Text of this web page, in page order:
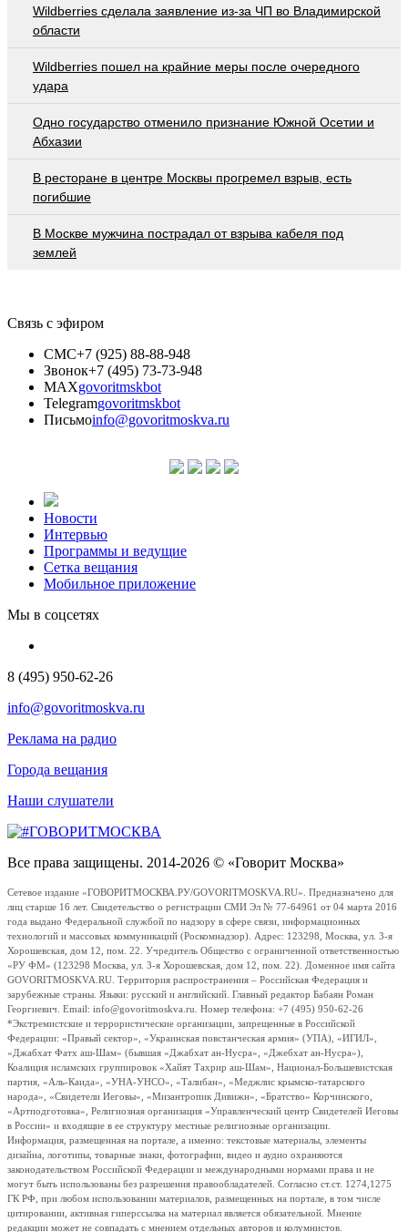
Wildberries cделала заявление из-за ЧП во Владимирской
области
Wildberries пошел на крайние меры после очередного
удара
Одно государство отменило признание Южной Осетии и
Абхазии
В ресторане в центре Москвы прогремел взрыв, есть
погибшие
В Москве мужчина пострадал от взрыва кабеля под
землей
Связь с эфиром
СМС+7 (925) 88-88-948
Звонок+7 (495) 73-73-948
MAXgovoritmskbot
Telegramgovoritmskbot
Письмоinfo@govoritmoskva.ru
Новости
Интервью
Программы и ведущие
Сетка вещания
Мобильное приложение
Мы в соцсетях
8 (495) 950-62-26
info@govoritmoskva.ru
Реклама на радио
Города вещания
Наши слушатели
Все права защищены. 2014-2026 © «Говорит Москва»
Сетевое издание «ГОВОРИТМОСКВА.РУ/GOVORITMOSKVA.RU». Предназначено для
лиц старше 16 лет. Свидетельство о регистрации СМИ Эл № 77-64961 от 04 марта 2016
года выдано Федеральной службой по надзору в сфере связи, информационных
технологий и массовых коммуникаций (Роскомнадзор). Адрес: 123298, Москва, ул. 3-я
Хорошевская, дом 12, пом. 22. Учредитель Общество с ограниченной ответственностью
«РУ ФМ» (123298 Москва, ул. 3-я Хорошевская, дом 12, пом. 22). Доменное имя сайта
GOVORITMOSKVA.RU. Территория распространения – Российская Федерация и
зарубежные страны. Языки: русский и английский. Главный редактор Бабаян Роман
Георгиевич. Email: info@govoritmoskva.ru. Номер телефона: +7 (495) 950-62-26
*Экстремистские и террористические организации, запрещенные в Российской
Федерации: «Правый сектор», «Украинская повстанческая армия» (УПА), «ИГИЛ»,
«Джабхат Фатх аш-Шам» (бывшая «Джабхат ан-Нусра», «Джебхат ан-Нусра»),
Коалиция исламских группировок «Хайят Тахрир аш-Шам», Национал-Большевистская
партия, «Аль-Каида», «УНА-УНСО», «Талибан», «Меджлис крымско-татарского
народа», «Свидетели Иеговы», «Мизантропик Дивижн», «Братство» Корчинского,
«Артподготовка», Религиозная организация «Управленческий центр Свидетелей Иеговы
в России» и входящие в ее структуру местные религиозные организации.
Информация, размещенная на портале, а именно: текстовые материалы, элементы
дизайна, логотипы, товарные знаки, фотографии, видео и аудио охраняются
законодательством Российской Федерации и международными нормами права и не
могут быть использованы без разрешения правообладателей. Согласно ст.ст. 1274,1275
ГК РФ, при любом использовании материалов, размещенных на портале, в том числе
цитировании, активная гиперссылка на материал является обязательной. Мнение
редакции может не совпадать с мнением отдельных авторов и колумнистов.